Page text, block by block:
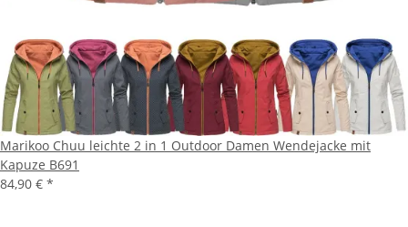
Marikoo Chuu leichte 2 in 1 Outdoor Damen Wendejacke mit
Kapuze B691
84,90 € *